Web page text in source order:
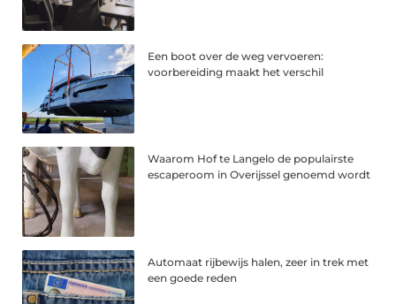
Een boot over de weg vervoeren:
voorbereiding maakt het verschil
Waarom Hof te Langelo de populairste
escaperoom in Overijssel genoemd wordt
Automaat rijbewijs halen, zeer in trek met
een goede reden